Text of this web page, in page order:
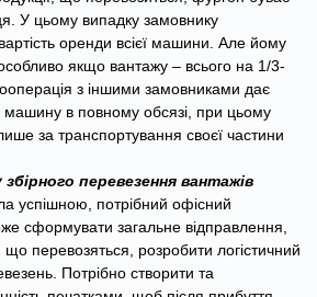
У цьому випадку замовнику
оренди всієї машини. Але йому
якщо вантажу – всього на 1/3-
з іншими замовниками дає
машину в повному обсязі, при цьому
за транспортування своєї частини
перевезення вантажів
успішною, потрібний офісний
сформувати загальне відправлення,
що перевозяться, розробити логістичний
Потрібно створити та